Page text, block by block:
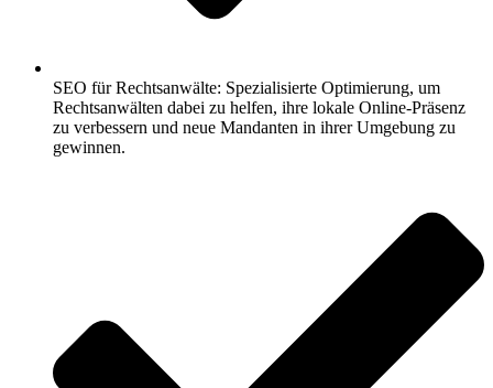
SEO für Rechtsanwälte: Spezialisierte Optimierung, um
Rechtsanwälten dabei zu helfen, ihre lokale Online-Präsenz
zu verbessern und neue Mandanten in ihrer Umgebung zu
gewinnen.